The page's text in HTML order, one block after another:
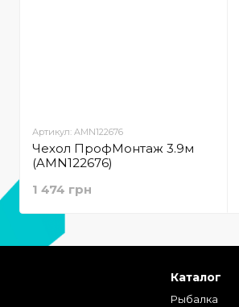
Артикул: AMN122676
Чехол ПрофМонтаж 3.9м
(AMN122676)
1 474 грн
Каталог
Рыбалка